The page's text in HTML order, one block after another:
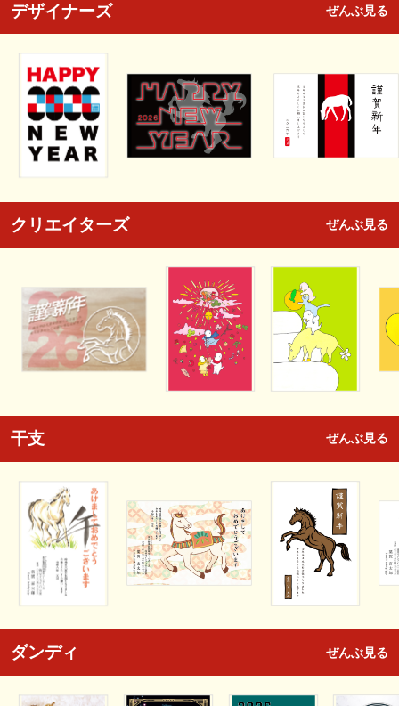
デザイナーズ ぜんぶ見る
クリエイターズ ぜんぶ見る
干支 ぜんぶ見る
ダンディ ぜんぶ見る